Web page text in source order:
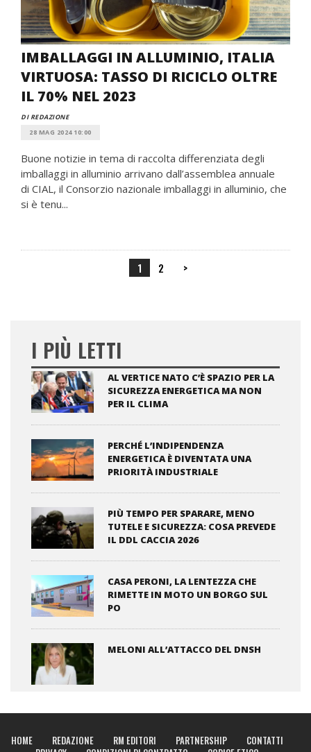
IMBALLAGGI IN ALLUMINIO, ITALIA
VIRTUOSA: TASSO DI RICICLO OLTRE
IL 70% NEL 2023
DI REDAZIONE
28 MAG 2024 10:00
Buone notizie in tema di raccolta differenziata degli
imballaggi in alluminio arrivano dall’assemblea annuale
di CIAL, il Consorzio nazionale imballaggi in alluminio, che
si è tenu...
1 2 >
I PIÙ LETTI
AL VERTICE NATO C’È SPAZIO PER LA
SICUREZZA ENERGETICA MA NON
PER IL CLIMA
PERCHÉ L’INDIPENDENZA
ENERGETICA È DIVENTATA UNA
PRIORITÀ INDUSTRIALE
PIÙ TEMPO PER SPARARE, MENO
TUTELE E SICUREZZA: COSA PREVEDE
IL DDL CACCIA 2026
CASA PERONI, LA LENTEZZA CHE
RIMETTE IN MOTO UN BORGO SUL
PO
MELONI ALL’ATTACCO DEL DNSH
HOME REDAZIONE RM EDITORI PARTNERSHIP
CONTATTI